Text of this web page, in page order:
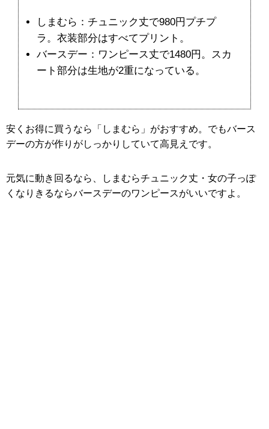
しまむら：チュニック丈で980円プチプ
ラ。衣装部分はすべてプリント。
バースデー：ワンピース丈で1480円。スカ
ート部分は生地が2重になっている。
安くお得に買うなら「しまむら」がおすすめ。でもバース
デーの方が作りがしっかりしていて高見えです。
元気に動き回るなら、しまむらチュニック丈・女の子っぽ
くなりきるならバースデーのワンピースがいいですよ。